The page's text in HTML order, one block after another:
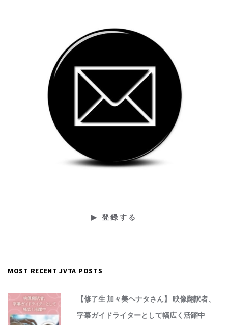
MOST RECENT JVTA POSTS
【修了生 加々美ヘナタさん】 映像翻訳者、
字幕ガイドライターとして幅広く活躍中